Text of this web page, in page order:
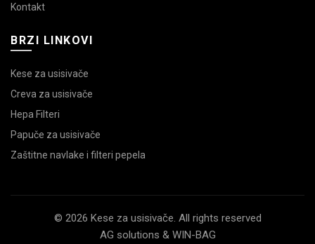
Kontakt
BRZI LINKOVI
Kese za usisivače
Creva za usisivače
Hepa Filteri
Papuče za usisivače
Zaštitne navlake i filteri pepela
© 2026 Kese za usisivače. All rights reserved
AG solutions & WIN-BAG